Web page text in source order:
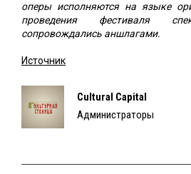
оперы исполняются на языке
проведения фестиваля
сопровождались аншлагами.
Источник
Cultural Capital
Администраторы